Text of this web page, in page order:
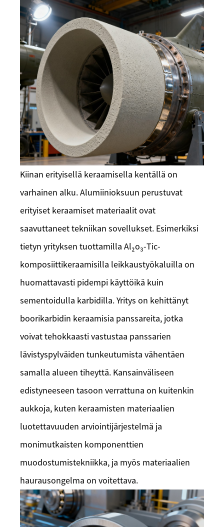
Kiinan erityisellä keraamisella kentällä on
varhainen alku. Alumiinioksuun perustuvat
erityiset keraamiset materiaalit ovat
saavuttaneet tekniikan sovellukset. Esimerkiksi
tietyn yrityksen tuottamilla Al₂o₃-Tic-
komposiittikeraamisilla leikkaustyökaluilla on
huomattavasti pidempi käyttöikä kuin
sementoidulla karbidilla. Yritys on kehittänyt
boorikarbidin keraamisia panssareita, jotka
voivat tehokkaasti vastustaa panssarien
lävistyspylväiden tunkeutumista vähentäen
samalla alueen tiheyttä. Kansainväliseen
edistyneeseen tasoon verrattuna on kuitenkin
aukkoja, kuten keraamisten materiaalien
luotettavuuden arviointijärjestelmä ja
monimutkaisten komponenttien
muodostumistekniikka, ja myös materiaalien
haurausongelma on voitettava.